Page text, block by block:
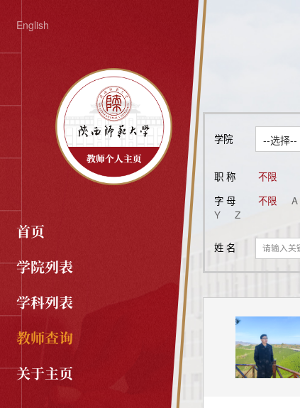
English
首页
学院列表
学科列表
教师查询
关于主页
学院 --选择--
职 称 不限
副研究馆员
字 母 不限 A
Y
Z
姓 名